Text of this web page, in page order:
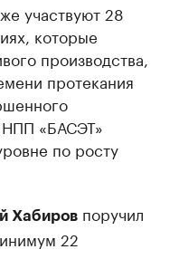
участвуют 28
которые
производства,
протекания
НПП «БАСЭТ»
по росту
Хабиров поручил
22